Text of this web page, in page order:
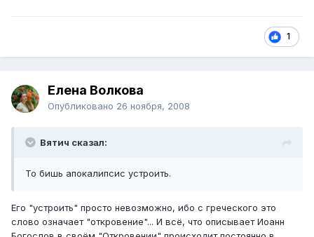
1
Елена Волкова
Опубликовано 26 ноября, 2008
Вятич сказал:
То бишь апокалипсис устроить.
Его "устроить" просто невозможно, ибо с греческого это
слово означает "откровение"... И всё, что описывает Иоанн